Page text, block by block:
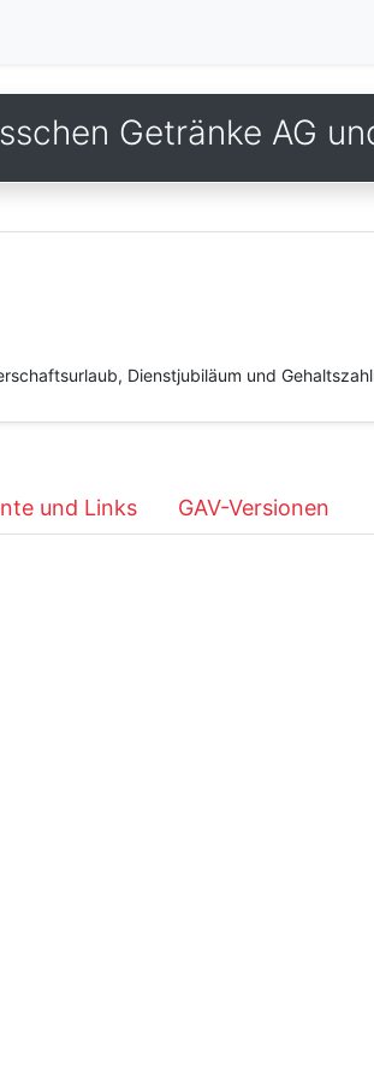
Getränke AG
Dienstjubiläum und
und Links GAV-Versionen